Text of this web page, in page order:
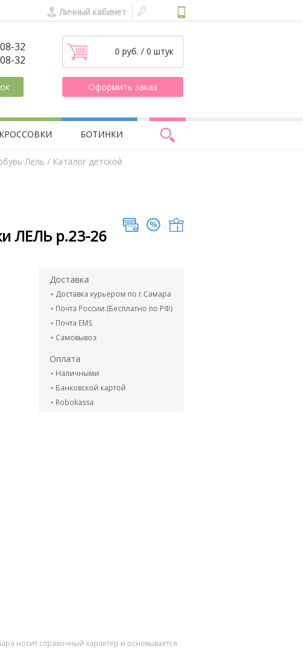
Личный кабинет
32
32
0 руб. / 0 штук
Оформить заказ
КРОССОВКИ БОТИНКИ
Лель / Каталог детской
ЛЕЛЬ р.23-26
Доставка
Доставка курьером по г.Самара
Почта России.(Бесплатно по РФ)
Почта EMS
Самовывоз
Оплата
Наличными
Банковской картой
Robokassa
носит справочный характер и основывается